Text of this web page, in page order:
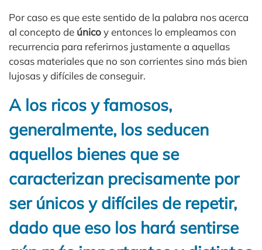
Por caso es que este sentido de la palabra nos acerca
al concepto de únicoy entonces lo empleamos con
recurrencia para referirnos justamente a aquellas
cosas materiales que no son corrientes sino más bien
lujosas y difíciles de conseguir.
A los ricos y famosos,
generalmente, los seducen
aquellos bienes que se
caracterizan precisamente por
ser únicos y difíciles de repetir,
dado que eso los hará sentirse